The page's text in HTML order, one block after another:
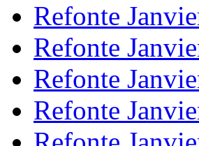
Refonte
Refonte
Refonte
Refonte